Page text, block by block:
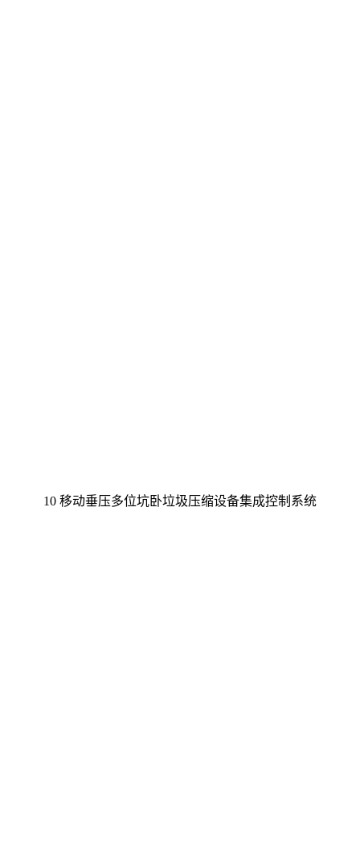
10 移动垂压多位坑卧垃圾压缩设备集成控制系统